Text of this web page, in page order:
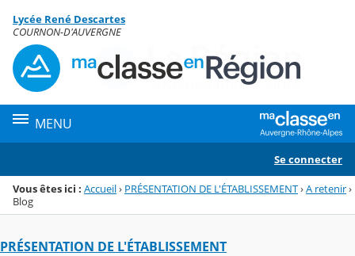
Menu de la rubrique
Contenu
Lycée René Descartes
COURNON-D'AUVERGNE
MENU
Se connecter
Vous êtes ici : Accueil› PRÉSENTATION DE L'ÉTABLISSEMENT›A retenir›
Blog
PRÉSENTATION DE L'ÉTABLISSEMENT